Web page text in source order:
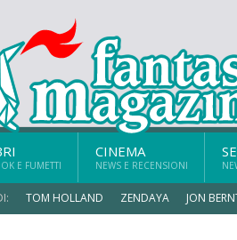
E FUMETTI
CINEMA
NEWS E RECENSIONI
TOM HOLLAND ZENDAYA JON